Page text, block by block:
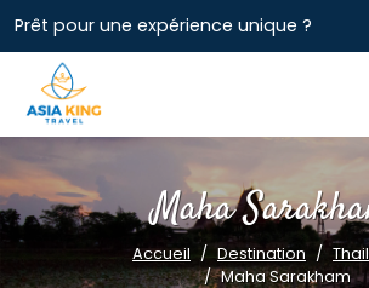
Prêt pour une expérience unique ?
Maha
Accueil Destination
Maha Sarakham